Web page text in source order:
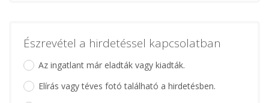
Észrevétel a hirdetéssel kapcsolatban
Az ingatlant már eladták vagy kiadták.
Elírás vagy téves fotó található a hirdetésben.